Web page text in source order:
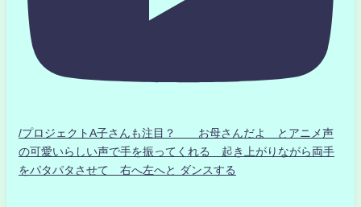
/プロジェクトA子さんも注目？ お母さんだよ とアニメ声
の可愛いらしい声で手を振ってくれる 起き上がりながら両手
をパタパタさせて 右へ左へと ダンスする